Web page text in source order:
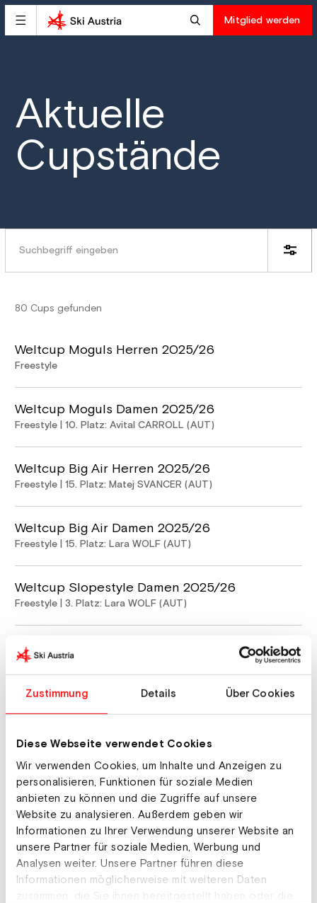
Zustimmung Details Über Cookies
Diese Webseite verwendet Cookies
Wir verwenden Cookies, um Inhalte und Anzeigen zu
personalisieren, Funktionen für soziale Medien
anbieten zu können und die Zugriffe auf unsere
Website zu analysieren. Außerdem geben wir
Informationen zu Ihrer Verwendung unserer Website an
unsere Partner für soziale Medien, Werbung und
Analysen weiter. Unsere Partner führen diese
Informationen möglicherweise mit weiteren Daten
Mitglied werden
Aktuelle
Cupstände
80 Cups gefunden
Weltcup Moguls Herren 2025/26
Freestyle
Weltcup Moguls Damen 2025/26
Freestyle | 10. Platz: Avital CARROLL (AUT)
Weltcup Big Air Herren 2025/26
Freestyle | 15. Platz: Matej SVANCER (AUT)
Weltcup Big Air Damen 2025/26
Freestyle | 15. Platz: Lara WOLF (AUT)
Weltcup Slopestyle Damen 2025/26
Freestyle | 3. Platz: Lara WOLF (AUT)
Weltcup Dual Moguls Herren 2025/26
Freestyle
Weltcup Halfpipe Herren 2025/26
Freestyle | 28. Platz: Sam BAUMGARTNER (AUT)
Weltcup Halfpipe Damen 2025/26
Freestyle
Weltcup Slopestyle Herren 2025/26